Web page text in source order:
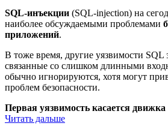
SQL-инъекции (SQL-injection) на
наиболее обсуждаемыми проблемами
приложений.
В тоже время, другие уязвимости SQL
связанные со слишком длинными
обычно игнорируются, хотя могут
проблем безопасности.
Первая уязвимость касается
Читать дальше